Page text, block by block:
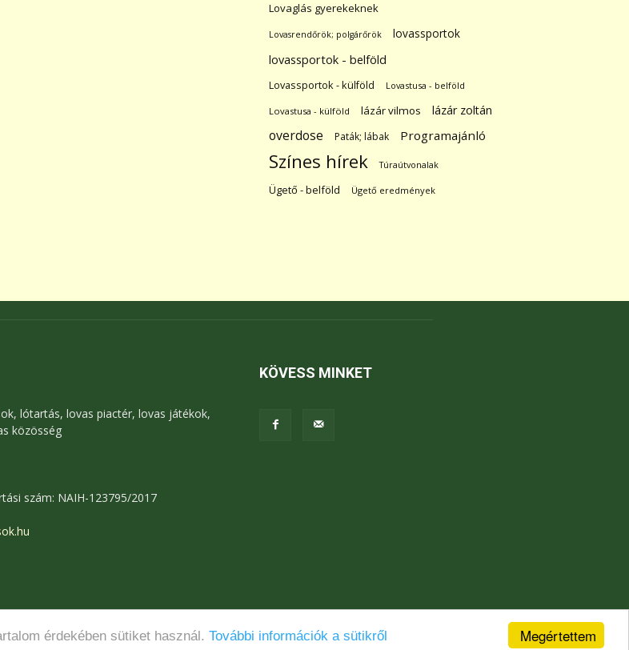
Megértettem
érdekében sütiket használ. További információk a sütikről
Lovaglás gyerekeknek
Lovasrendőrök; polgárőrök
lovassportok
lovassportok - belföld
Lovassportok - külföld Lovastusa - belföld
Lovastusa - külföld lázár vilmos lázár zoltán
overdose Paták; lábak Programajánló
Színes hírek Túraútvonalak
Ügető - belföld Ügető eredmények
lótartás, lovas piactér, lovas játékok,
közösség
szám: NAIH-123795/2017
KÖVESS MINKET
Adatkezelési tájékoztató Jogi nyilatkozat Kapcsolat